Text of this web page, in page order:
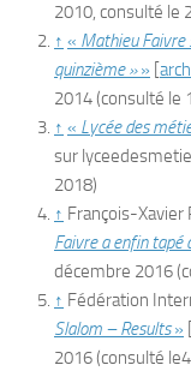
2010, consulté le
↑ « Mathieu Faivre
quinzième »»
2014(consulté le
↑ « Lycée des
sur
2018)
↑ François-Xavier
Faivre a enfin tapé
décembre 2016
↑ Fédération
Slalom – Results»
2016(consulté le